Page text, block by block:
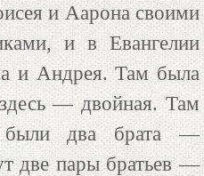
и Аарона своими
и в Евангелии
и Андрея. Там была
здесь — двойная. Там
были два брата —
две пары братьев —